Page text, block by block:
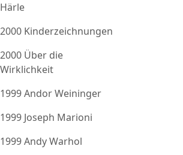
Härle
2000 Kinderzeichnungen
2000 Über die
Wirklichkeit
1999 Andor Weininger
1999 Joseph Marioni
1999 Andy Warhol